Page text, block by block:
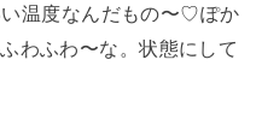
温度なんだもの〜♡ぽか
わふわ〜な。状態にして